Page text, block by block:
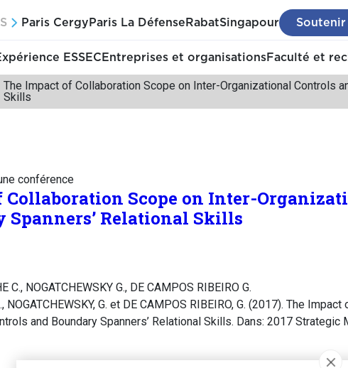
Paris Cergy Paris La Défense RabatSingapour Soutenir
ESSEC Entreprises et organisationsFaculté et
The Impact of Collaboration Scope on Inter-Organizational Controls
Skills
conférence
Collaboration Scope on Inter-
Spanners’ Relational Skills
C., NOGATCHEWSKY G., DE CAMPOS RIBEIRO G.
NOGATCHEWSKY, G. et DE CAMPOS RIBEIRO, G. (2017). The
and Boundary Spanners’ Relational Skills. Dans: 2017 Strategic